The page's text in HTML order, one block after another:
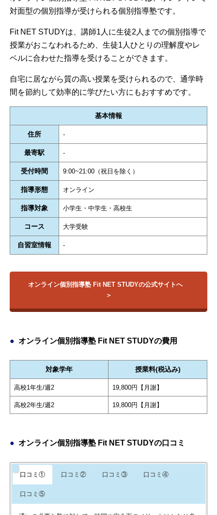
対面型の個別指導が受けられる個別指導塾です。
Fit NET STUDYは、講師1人に生徒2人までの個別指導で
授業がおこなわれるため、生徒1人ひとりの理解度やレ
ベルに合わせた指導を受けることができます。
自宅に居ながら質の高い授業を受けられるので、通学時
間を節約して効率的に学びたい方にもおすすめです。
基本情報
住所 -
最寄駅 -
受付時間 9:00~21:00（祝日を除く）
指導形態 オンライン
指導対象 小学生・中学生・高校生
コース 大学受験
自習室情報 -
オンライン個別指導塾 Fit NET STUDYの公式サイトへ
オンライン個別指導塾 Fit NET STUDYの費用
対象学年 授業料(税込み)
高校1年生/週2 19,800円【月謝】
高校2年生/週2 19,800円【月謝】
オンライン個別指導塾 Fit NET STUDYの口コミ
口コミ① 口コミ② 口コミ③ 口コミ④
口コミ⑤